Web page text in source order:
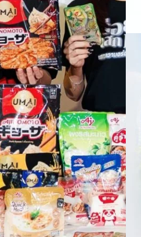
แ
สิ
สั
ค
เ
เ
ป
ป
ทั้
เ
โ
วิ
ส
ว
รั
Tech Biz